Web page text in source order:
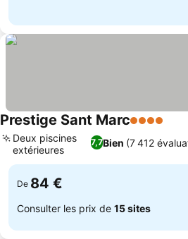
Prestige Sant Marc4 Étoiles
7,7Bien (7 412
Deux piscines
extérieures
De 84 €
Consulter les prix de 15 sites